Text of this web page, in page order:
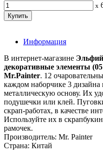
x
Информация
В интернет-магазине
декоративные элементы
Mr.Painter. 12
каждом наборчике 3
металлическую основу. Их
подушечки или клей.
скрап-работах, в качестве
Используйте их в
рамочек.
Производитель: Mr. Painter
Страна: Китай